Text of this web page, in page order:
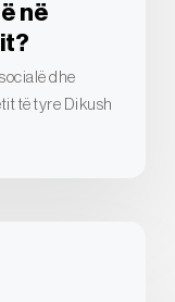
në
dhe
të tyre Dikush